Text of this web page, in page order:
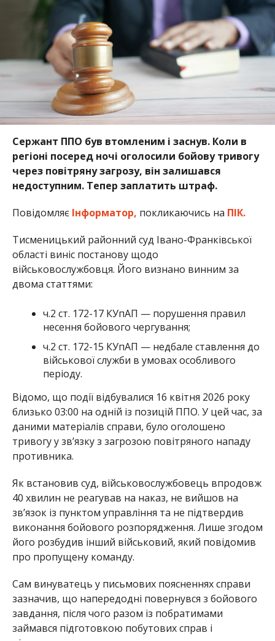
Сержант ППО був втомленим і заснув. Коли в
регіоні посеред ночі оголосили бойову тривогу
через повітряну загрозу, він залишався
недоступним. Тепер заплатить штраф.
Повідомляє Інформатор, покликаючись на ПІК.
Тисменицький районний суд Івано-Франківської
області виніс постанову щодо
військовослужбовця. Його визнано винним за
двома статтями:
ч.2 ст. 172-17 КУпАП — порушення правил
несення бойового чергування;
ч.2 ст. 172-15 КУпАП — недбале ставлення до
військової служби в умовах особливого
періоду.
Відомо, що події відбувалися 16 квітня 2026 року
близько 03:00 на одній із позицій ППО. У цей час, за
даними матеріалів справи, було оголошено
тривогу у зв’язку з загрозою повітряного нападу
противника.
Як встановив суд, військовослужбовець впродовж
40 хвилин не реагував на наказ, не вийшов на
зв’язок із пунктом управління та не підтвердив
виконання бойового розпорядження. Лише згодом
його розбудив інший військовий, який повідомив
про пропущену команду.
Сам винуватець у письмових поясненнях справи
зазначив, що напередодні повернувся з бойового
завдання, після чого разом із побратимами
займався підготовкою побутових справ і